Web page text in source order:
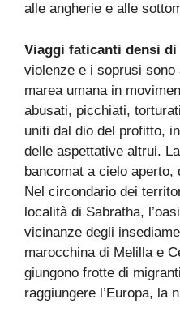
alle angherie e alle
Viaggi faticanti densi
violenze e i soprusi sono
marea umana in
abusati, picchiati,
uniti dal dio del profitto,
delle aspettative altrui.
bancomat a cielo
Nel circondario dei
località di Sabratha,
vicinanze degli
marocchina di Melilla e
giungono frotte di
raggiungere l’Europa, la